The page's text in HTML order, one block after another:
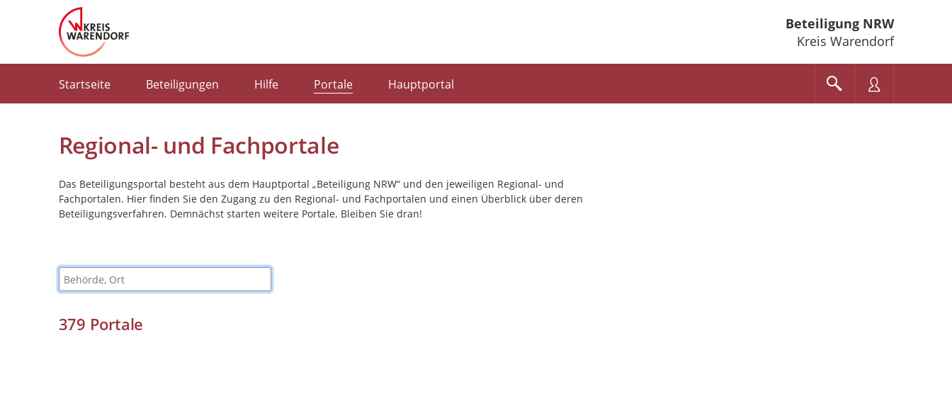
Beteiligung NRW
Kreis Warendorf
Startseite Beteiligungen Hilfe Portale Hauptportal
Regional- und Fachportale
Das Beteiligungsportal besteht aus dem Hauptportal „Beteiligung NRW“ und den jeweiligen Regional- und
Fachportalen. Hier finden Sie den Zugang zu den Regional- und Fachportalen und einen Überblick über deren
Beteiligungsverfahren. Demnächst starten weitere Portale. Bleiben Sie dran!
Behörde, Ort
379 Portale